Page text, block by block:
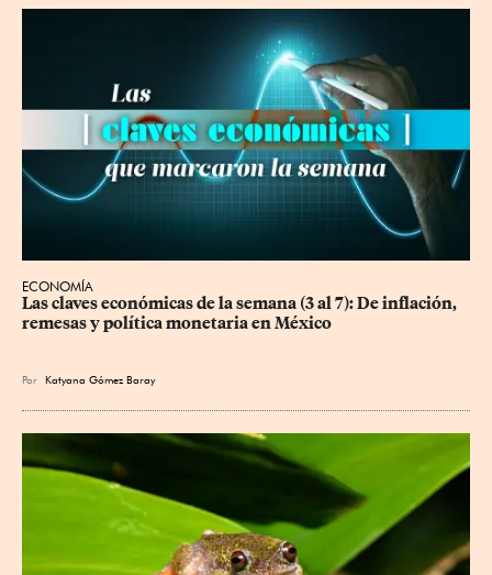
ECONOMÍA
Las claves económicas de la semana (3 al 7): De inflación,
remesas y política monetaria en México
Por Katyana Gómez Baray